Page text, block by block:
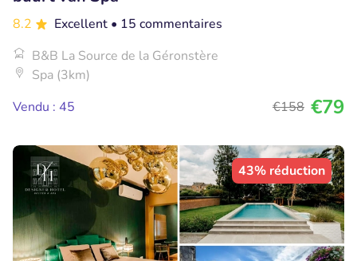
8.2 Excellent • 15 commentaires
B&B La Source de la Géronstère
Spa (3km)
Vendu : 45
€158 €79
43% réduction